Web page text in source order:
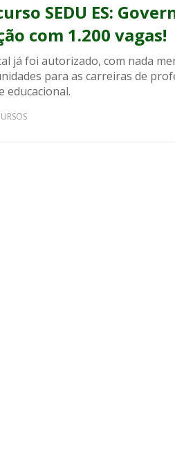
SEDU ES:
com 1.200 vagas!
já foi autorizado, com nada
para as carreiras de
educacional.